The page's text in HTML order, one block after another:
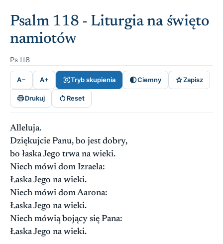
Psalm 118 - Liturgia na święto
namiotów
Ps 118
A− A+ Tryb skupienia Ciemny Zapisz
Drukuj Reset
Alleluja.
Dziękujcie Panu, bo jest dobry,
bo łaska Jego trwa na wieki.
Niech mówi dom Izraela:
Łaska Jego na wieki.
Niech mówi dom Aarona:
Łaska Jego na wieki.
Niech mówią bojący się Pana:
Łaska Jego na wieki.